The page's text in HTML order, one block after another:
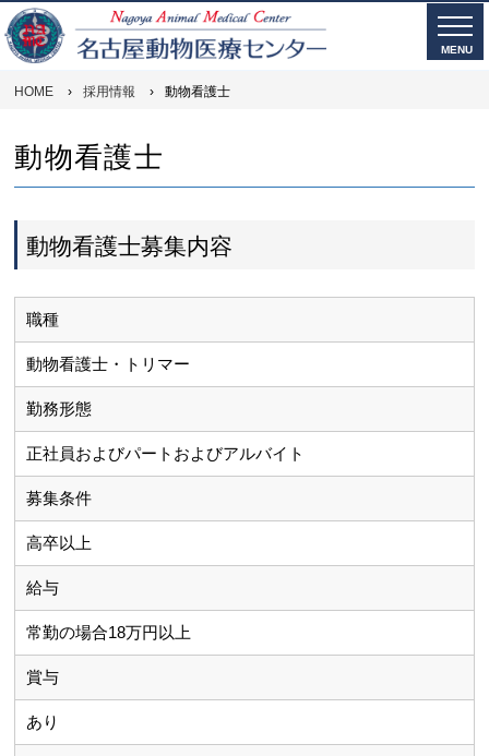
MENU
HOME › 採用情報 › 動物看護士
動物看護士
動物看護士募集内容
職種
動物看護士・トリマー
勤務形態
正社員およびパートおよびアルバイト
募集条件
高卒以上
給与
常勤の場合18万円以上
賞与
あり